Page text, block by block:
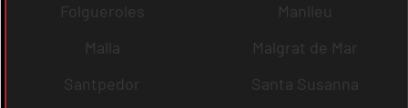
Folgueroles
Manlleu
Malla
Malgrat de Mar
Santpedor
Santa Susanna